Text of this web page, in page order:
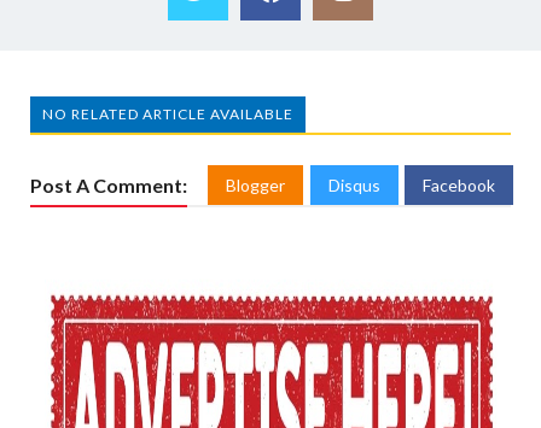
NO RELATED ARTICLE AVAILABLE
Post A Comment: Blogger Disqus Facebook